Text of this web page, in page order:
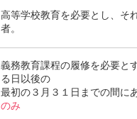
高等学校教育を必要とし、そ
者。
義務教育課程の履修を必要と
る日以後の
最初の３月３１日までの間に
のみ